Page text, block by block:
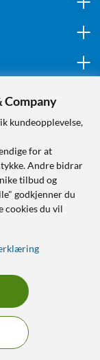
Company
kundeopplevelse,
for at
Andre bidrar
tilbud og
godkjenner du
cookies du vil